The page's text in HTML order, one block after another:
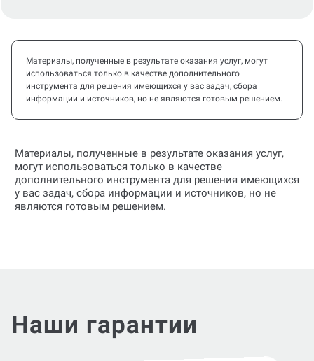
Материалы, полученные в результате оказания услуг, могут
использоваться только в качестве дополнительного
инструмента для решения имеющихся у вас задач, сбора
информации и источников, но не являются готовым решением.
Материалы, полученные в результате оказания услуг,
могут использоваться только в качестве
дополнительного инструмента для решения имеющихся
у вас задач, сбора информации и источников, но не
являются готовым решением.
Наши гарантии